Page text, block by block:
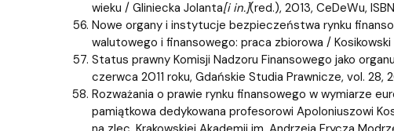
wieku / Gliniecka Jolanta[i in.](red.), 2013, CeDeWu,
Nowe organy i instytucje bezpieczeństwa rynku
walutowego i finansowego: praca zbiorowa /
Status prawny Komisji Nadzoru Finansowego jako
czerwca 2011 roku, Gdańskie Studia Prawnicze, vol. 28,
Rozważania o prawie rynku finansowego w wymiarze
pamiątkowa dedykowana profesorowi Apoloniuszowi